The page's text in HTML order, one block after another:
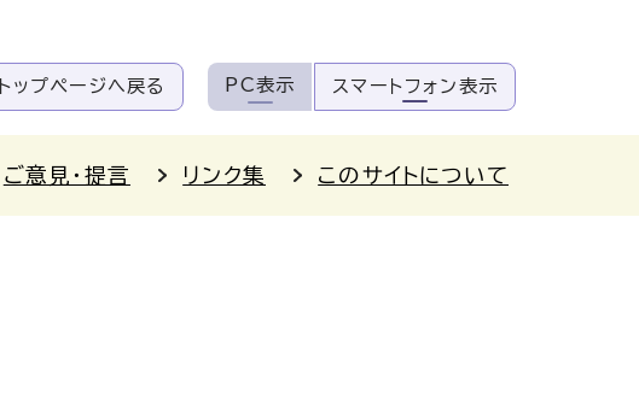
トップページへ戻る PC表示 スマートフォン表示
ご意見・提言 リンク集 このサイトについて